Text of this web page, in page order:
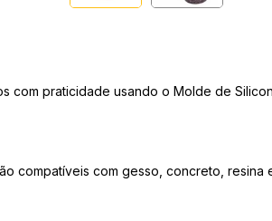
com praticidade usando o Molde de
compatíveis com gesso, concreto,